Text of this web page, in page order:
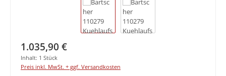
Regulärer Preis:
1.035,90 €
Inhalt: 1 Stück
Preis inkl. MwSt. + ggf. Versandkosten